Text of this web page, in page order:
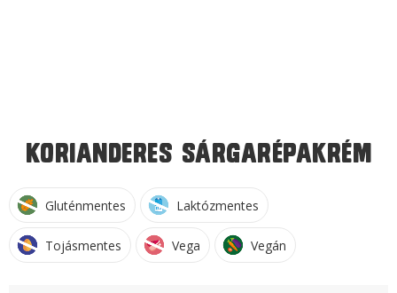
Korianderes sárgarépakrém
Gluténmentes Laktózmentes
Tojásmentes Vega Vegán